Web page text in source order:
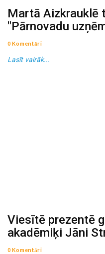
Martā Aizkrauklē
"Pārnovadu
0 Komentāri
Lasīt vairāk...
Viesītē prezentē
akadēmiķi Jāni
0 Komentāri